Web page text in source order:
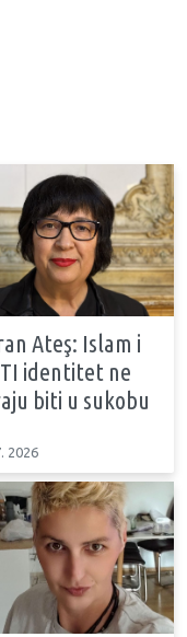
Ateş: Islam i
identitet ne
biti u sukobu
2026